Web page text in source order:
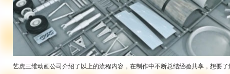
艺虎三维动画公司介绍了以上的流程内容，在制作中不断总结经验共享，想要